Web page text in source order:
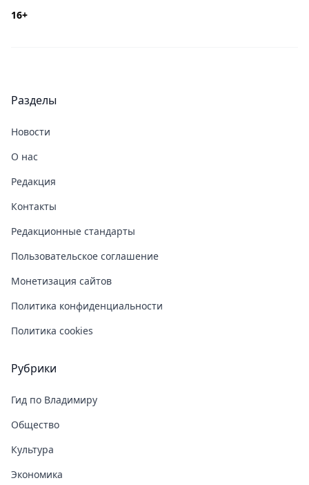
16+
Разделы
Новости
О нас
Редакция
Контакты
Редакционные стандарты
Пользовательское соглашение
Монетизация сайтов
Политика конфиденциальности
Политика cookies
Рубрики
Гид по Владимиру
Общество
Культура
Экономика